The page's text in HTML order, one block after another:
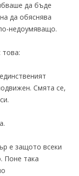
да бъде
да обяснява
недоумяващо.
Смята се,
е защото всеки
Поне така